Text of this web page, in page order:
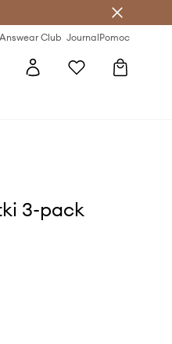
Answear Club JournalPomoc
3-pack